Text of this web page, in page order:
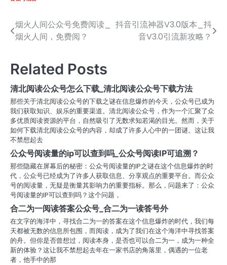
文
章
导
航
烟火人间公众号免费阅读_
烟火人间，免费阅？
抖音引流神器V3.0版本_抖
音V3.0引流新攻略？
Related Posts
清北阅读公众号怎么下载_清北阅读公众号下载方法
那些关于清北阅读公众号的下载之谜在信息爆炸的今天，公众号已成为
我们获取知识、娱乐的重要渠道。清北阅读公众号，作为一个汇聚了众
多优质阅读资源的平台，自然吸引了无数求知若渴的目光。然而，关于
如何下载清北阅读公众号的内容，却成了许多人心中的一团谜。这让我
不禁想起去
公众号阅读量的ip可以查到吗_公众号阅读IP可追溯？
那些隐藏在屏幕后的秘密：公众号阅读量的IP之谜在这个信息爆炸的时
代，公众号已经成为了许多人获取信息、分享观点的重要平台。而公众
号的阅读量，无疑是衡量其影响力的重要指标。那么，问题来了：公众
号阅读量的IP可以查到吗？这个问题，
合二为一阅读答案公众号_合二为一读答号外
在文字的海洋中，寻找合二为一的答案在这个信息爆炸的时代，我们每
天都被无数的信息所包围，而阅读，成为了我们在这个海洋中寻找答案
的舟。但你是否曾想过，阅读本身，是否也可以合二为一，成为一种全
新的体验？这让我不禁想起去年在一家书店的角落里，偶遇的一位老
者，他手中的那